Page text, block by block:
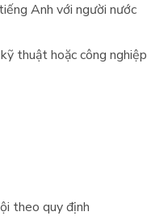
Anh với người nước
thuật hoặc công nghiệp
theo quy định